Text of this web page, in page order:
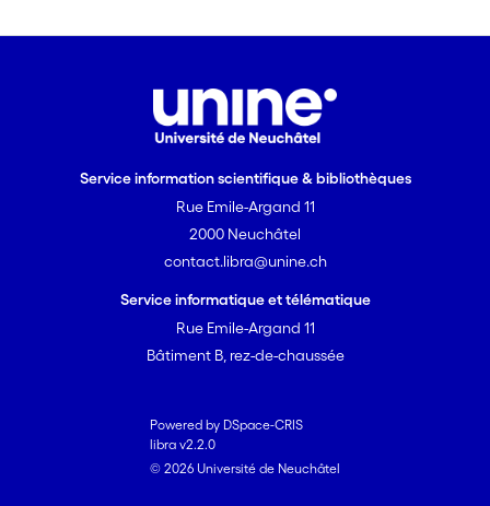
Service information scientifique & bibliothèques
Rue Emile-Argand 11
2000 Neuchâtel
contact.libra@unine.ch
Service informatique et télématique
Rue Emile-Argand 11
Bâtiment B, rez-de-chaussée
Powered by DSpace-CRIS
libra v2.2.0
© 2026 Université de Neuchâtel